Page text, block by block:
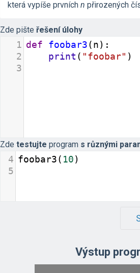
která vypíše prvních n přirozených
Zde pište řešení úlohy
1 def foobar3(n):
2
print ( "foobar" )
3
Zde testujte program s různými
4 foobar3( 10)
5
Výstup